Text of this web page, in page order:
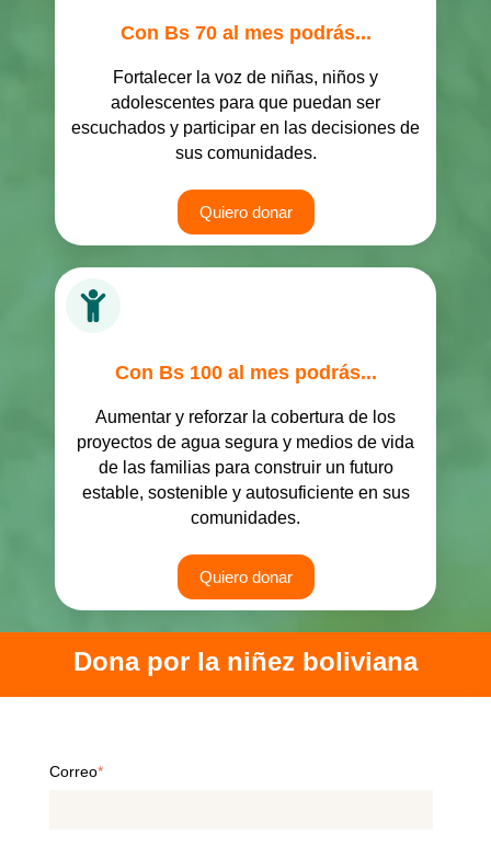
Con Bs 70 al mes podrás...
Fortalecer la voz de niñas, niños y
adolescentes para que puedan ser
escuchados y participar en las decisiones de
sus comunidades.
Quiero donar
Con Bs 100 al mes podrás...
Aumentar y reforzar la cobertura de los
proyectos de agua segura y medios de vida
de las familias para construir un futuro
estable, sostenible y autosuficiente en sus
comunidades.
Quiero donar
Dona por la niñez boliviana
Correo*